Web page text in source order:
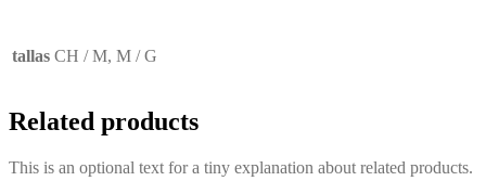
tallas CH / M, M / G
Related products
This is an optional text for a tiny explanation about related products.